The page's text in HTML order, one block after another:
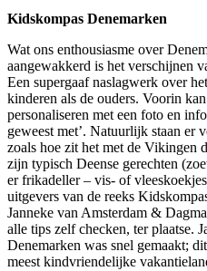
Kidskompas Denemarken
Wat ons enthousiasme over
aangewakkerd is het verschijnen
Een supergaaf naslagwerk over
kinderen als de ouders. Voorin
personaliseren met een foto en
geweest met’. Natuurlijk staan er
zoals hoe zit het met de Vikingen
zijn typisch Deense gerechten
er frikadeller – vis- of
uitgevers van de reeks
Janneke van Amsterdam &
alle tips zelf checken, ter plaatse.
Denemarken was snel gemaakt;
meest kindvriendelijke